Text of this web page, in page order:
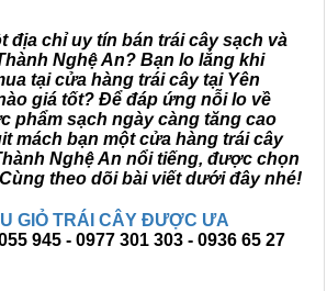
địa chỉ uy tín bán trái cây sạch và
Nghệ An? Bạn lo lắng khi
tại cửa hàng trái cây tại Yên
giá tốt? Để đáp ứng nỗi lo về
phẩm sạch ngày càng tăng cao
mách bạn một cửa hàng trái cây
Nghệ An nổi tiếng, được chọn
theo dõi bài viết dưới đây nhé!
GIỎ TRÁI CÂY ĐƯỢC ƯA
945 - 0977 301 303 - 0936 65 27